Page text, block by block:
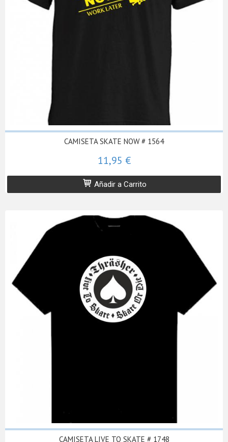
CAMISETA SKATE NOW # 1564
11,95 €
Añadir a Carrito
CAMISETA LIVE TO SKATE # 1748